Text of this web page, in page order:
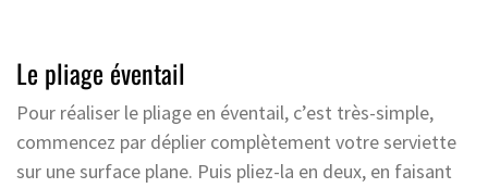
Le pliage éventail
Pour réaliser le pliage en éventail, c’est très-simple,
commencez par déplier complètement votre serviette
sur une surface plane. Puis pliez-la en deux, en faisant